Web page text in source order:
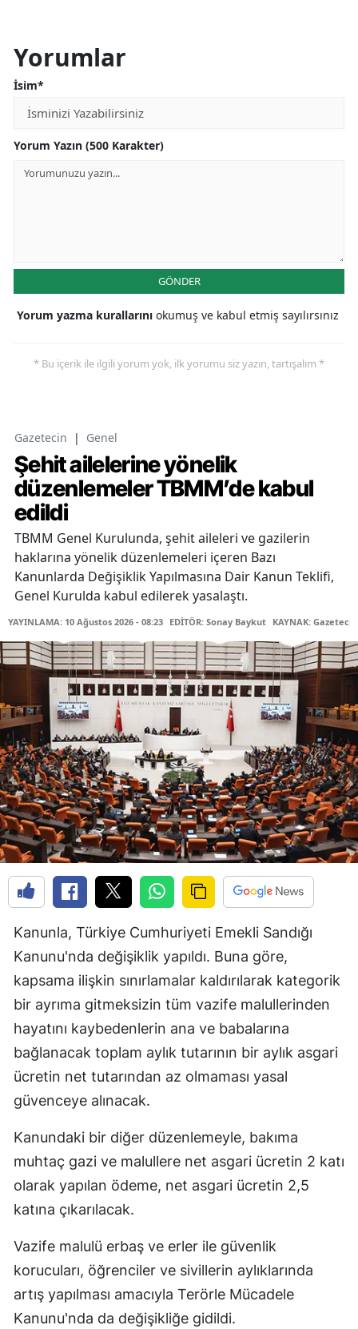
Yorumlar
İsim*
Yorum Yazın (500 Karakter)
GÖNDER
Yorum yazma kurallarını okumuş ve kabul etmiş sayılırsınız
* Bu içerik ile ilgili yorum yok, ilk yorumu siz yazın, tartışalım *
Gazetecin | Genel
Şehit ailelerine yönelik
düzenlemeler TBMM’de kabul
edildi
TBMM Genel Kurulunda, şehit aileleri ve gazilerin
haklarına yönelik düzenlemeleri içeren Bazı
Kanunlarda Değişiklik Yapılmasına Dair Kanun Teklifi,
Genel Kurulda kabul edilerek yasalaştı.
YAYINLAMA: 10 Ağustos 2026 - 08:23 EDİTÖR: Sonay Baykut KAYNAK: Gazetecin
Kanunla, Türkiye Cumhuriyeti Emekli Sandığı
Kanunu'nda değişiklik yapıldı. Buna göre,
kapsama ilişkin sınırlamalar kaldırılarak kategorik
bir ayrıma gitmeksizin tüm vazife malullerinden
hayatını kaybedenlerin ana ve babalarına
bağlanacak toplam aylık tutarının bir aylık asgari
ücretin net tutarından az olmaması yasal
güvenceye alınacak.
Kanundaki bir diğer düzenlemeyle, bakıma
muhtaç gazi ve malullere net asgari ücretin 2 katı
olarak yapılan ödeme, net asgari ücretin 2,5
katına çıkarılacak.
Vazife malulü erbaş ve erler ile güvenlik
korucuları, öğrenciler ve sivillerin aylıklarında
artış yapılması amacıyla Terörle Mücadele
Kanunu'nda da değişikliğe gidildi.